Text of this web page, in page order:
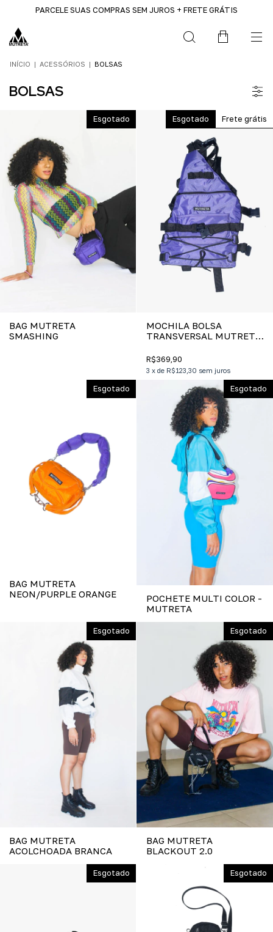
PARCELE SUAS COMPRAS SEM JUROS + FRETE GRÁTIS
INÍCIO | ACESSÓRIOS | BOLSAS
BOLSAS
Esgotado
BAG MUTRETA
SMASHING
Esgotado Frete grátis
MOCHILA BOLSA
TRANSVERSAL MUTRETA
R$369,90
3 x de R$123,30 sem juros
Esgotado
BAG MUTRETA
NEON/PURPLE ORANGE
Esgotado
POCHETE MULTI COLOR -
MUTRETA
Esgotado
BAG MUTRETA
ACOLCHOADA BRANCA
Esgotado
BAG MUTRETA
BLACKOUT 2.0
Esgotado Esgotado